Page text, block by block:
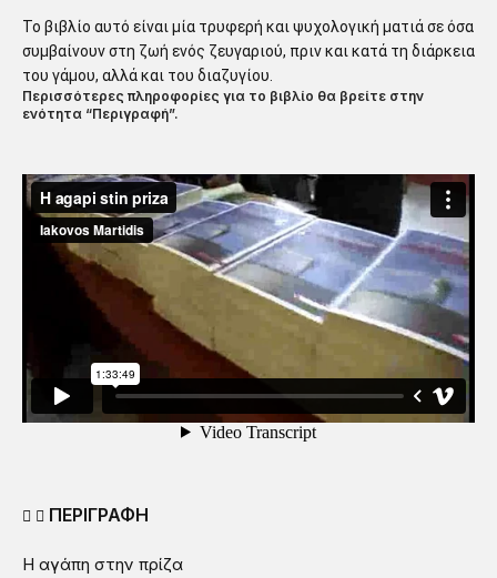
Το βιβλίο αυτό είναι μία τρυφερή και ψυχολογική ματιά σε όσα
συμβαίνουν στη ζωή ενός ζευγαριού, πριν και κατά τη διάρκεια
του γάμου, αλλά και του διαζυγίου.
Περισσότερες πληροφορίες για το βιβλίο θα βρείτε στην
ενότητα “Περιγραφή”.
ΠΕΡΙΓΡΑΦΗ
Η αγάπη στην πρίζα